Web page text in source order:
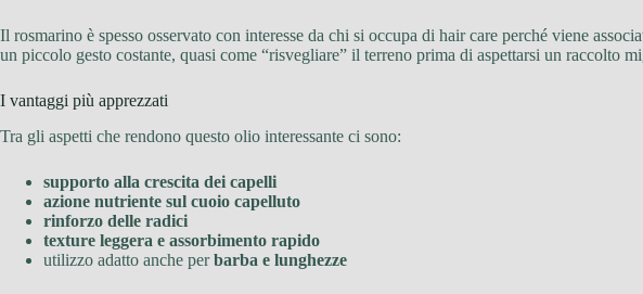
Il rosmarino è spesso osservato con interesse da chi si occupa di hair care perché viene
un piccolo gesto costante, quasi come “risvegliare” il terreno prima di aspettarsi un raccolto
I vantaggi più apprezzati
Tra gli aspetti che rendono questo olio interessante ci sono:
supporto alla crescita dei capelli
azione nutriente sul cuoio capelluto
rinforzo delle radici
texture leggera e assorbimento rapido
utilizzo adatto anche perbarba e lunghezze